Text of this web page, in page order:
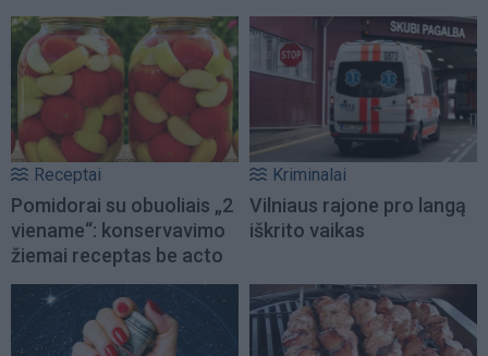
Receptai
Pomidorai su obuoliais „2
viename“: konservavimo
žiemai receptas be acto
Kriminalai
Vilniaus rajone pro langą
iškrito vaikas